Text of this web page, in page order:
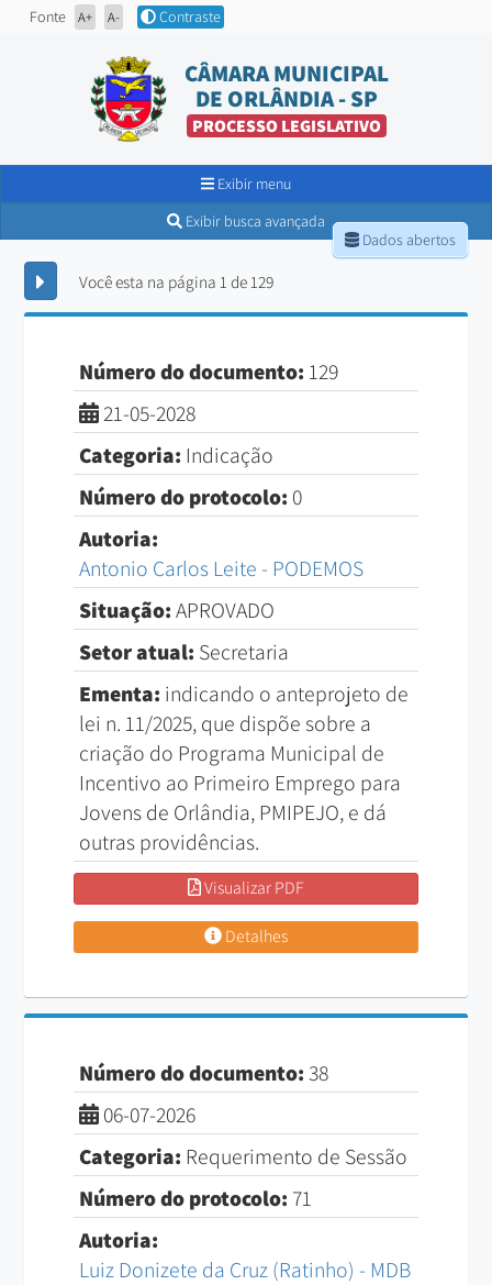
Fonte A+ A- Contraste
CÂMARA MUNICIPAL
DE ORLÂNDIA - SP
PROCESSO LEGISLATIVO
Exibir menu
Dados abertos
Exibir busca avançada
Você esta na página 1 de 129
Número do documento: 129
21-05-2028
Categoria: Indicação
Número do protocolo: 0
Autoria:
Antonio Carlos Leite - PODEMOS
Situação:APROVADO
Setor atual: Secretaria
Ementa: indicando o anteprojeto de
lei n. 11/2025, que dispõe sobre a
criação do Programa Municipal de
Incentivo ao Primeiro Emprego para
Jovens de Orlândia, PMIPEJO, e dá
outras providências.
Visualizar PDF
Detalhes
Número do documento:38
06-07-2026
Categoria: Requerimento de Sessão
Número do protocolo: 71
Autoria:
Luiz Donizete da Cruz (Ratinho) - MDB